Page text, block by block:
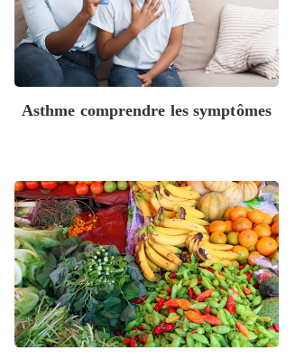
Asthme comprendre les symptômes